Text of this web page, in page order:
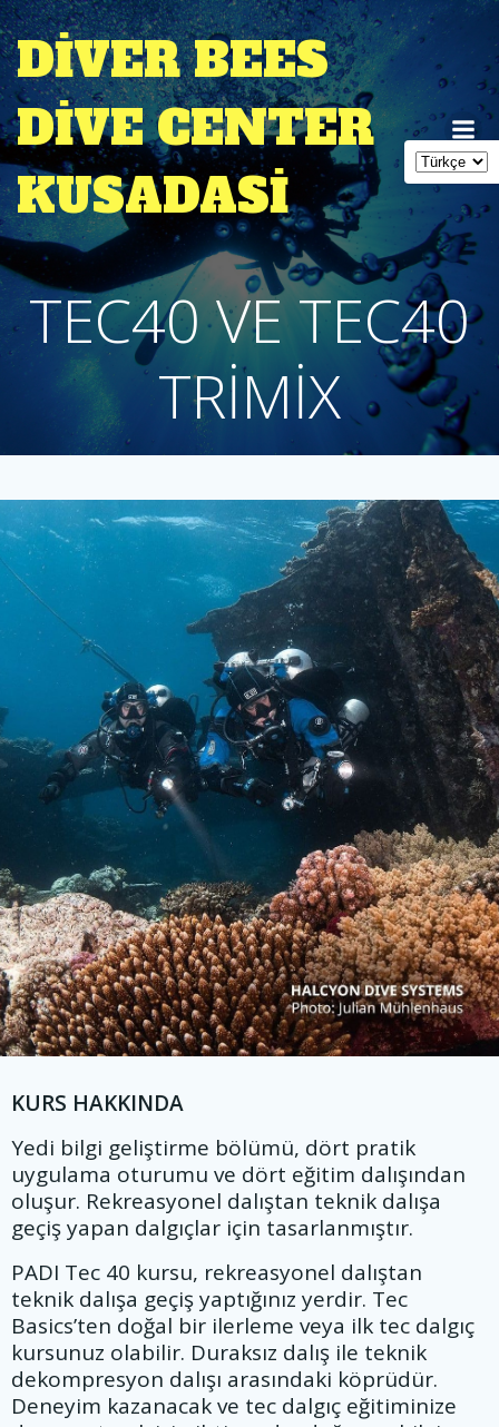
İçeriğe
geç
DIVER BEES
DIVE CENTER
KUSADASI
TEC40 VE TEC40
TRİMİX
KURS HAKKINDA
Yedi bilgi geliştirme bölümü, dört pratik
uygulama oturumu ve dört eğitim dalışından
oluşur. Rekreasyonel dalıştan teknik dalışa
geçiş yapan dalgıçlar için tasarlanmıştır.
PADI Tec 40 kursu, rekreasyonel dalıştan
teknik dalışa geçiş yaptığınız yerdir. Tec
Basics’ten doğal bir ilerleme veya ilk tec dalgıç
kursunuz olabilir. Duraksız dalış ile teknik
dekompresyon dalışı arasındaki köprüdür.
Deneyim kazanacak ve tec dalgıç eğitiminize